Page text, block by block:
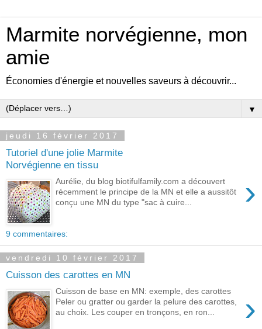
Marmite norvégienne, mon
amie
Économies d'énergie et nouvelles saveurs à découvrir...
▼
jeudi 16 février 2017
Tutoriel d'une jolie Marmite
Norvégienne en tissu
›
Aurélie, du blog biotifulfamily.com a découvert
récemment le principe de la MN et elle a aussitôt
conçu une MN du type "sac à cuire...
9 commentaires:
vendredi 10 février 2017
Cuisson des carottes en MN
›
Cuisson de base en MN: exemple, des carottes
Peler ou gratter ou garder la pelure des carottes,
au choix. Les couper en tronçons, en ron...